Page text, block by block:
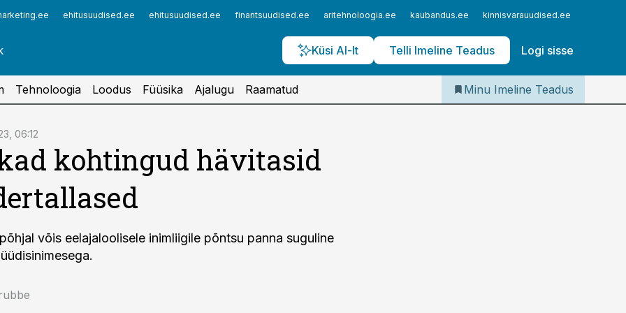
ehitusuudised.ee ehitusuudised.ee finantsuudised.ee aritehnoloogia.ee kaubandus.ee kinnisvarauudised.ee
Küsi AI-lt Telli Imeline Teadus Logi sisse
Iseteenindus
Telli Imeline Teadus
Tehnoloogia Loodus Füüsika Ajalugu Raamatud Minu Imeline Teadus
06:12
kohtingud hävitasid
võis eelajaloolisele inimliigile põntsu panna suguline